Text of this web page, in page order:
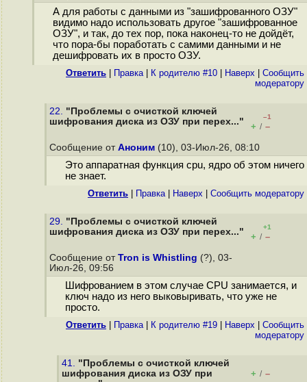
А для работы с данными из "зашифрованного ОЗУ"
видимо надо использовать другое "зашифрованное
ОЗУ", и так, до тех пор, пока наконец-то не дойдёт,
что пора-бы поработать с самими данными и не
дешифровать их в просто ОЗУ.
Ответить Правка| К родителю #10 Наверх
Cообщить
модератору
22. "Проблемы с очисткой ключей
шифрования диска из ОЗУ при перех..."
–1
+ / –
Сообщение от Аноним (10), 03-Июл-26, 08:10
Это аппаратная функция cpu, ядро об этом ничего
не знает.
Ответить Правка| Наверх Cообщить модератору
29. "Проблемы с очисткой ключей
шифрования диска из ОЗУ при перех..."
+1
+ / –
Сообщение от Tron is Whistling (?), 03-
Июл-26, 09:56
Шифрованием в этом случае CPU занимается, и
ключ надо из него выковыривать, что уже не
просто.
Ответить Правка| К родителю #19 Наверх
Cообщить
модератору
41. "Проблемы с очисткой ключей
шифрования диска из ОЗУ при
+ / –